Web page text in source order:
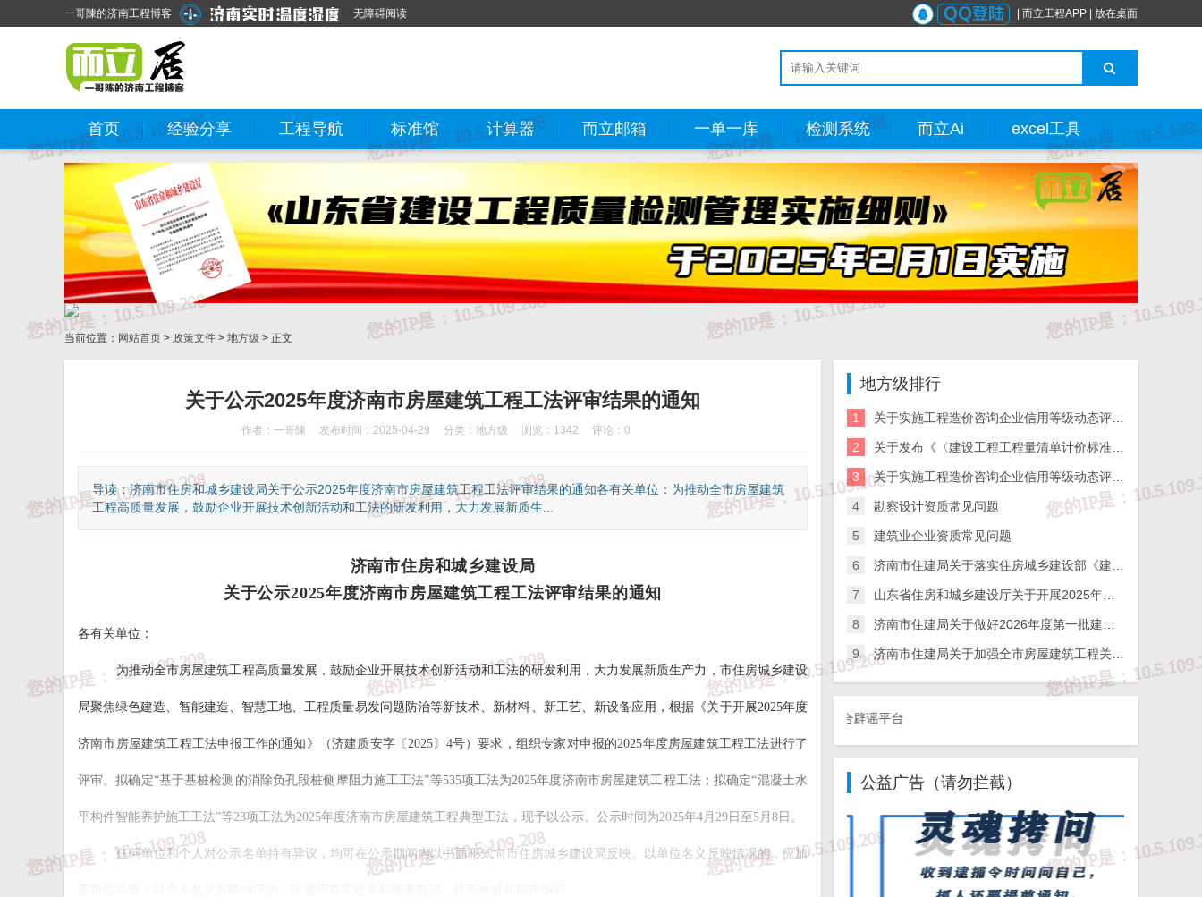
而立工程APP 放在桌面
一哥陳的济南工程博客 无障碍阅读
首页 经验分享 工程导航 标准馆 计算器 而立邮箱 一单一库 检测系统 而立Ai excel工具
当前位置： 网站首页 > 政策文件 > 地方级 > 正文
关于公示2025年度济南市房屋建筑工程工法评审结果的通知
作者：一哥陳 发布时间：2025-04-29 分类： 地方级 浏览：1342 评论：0
导读：济南市住房和城乡建设局关于公示2025年度济南市房屋建筑工程工法评审结果的通知各有关单位：为推动全市房屋建筑
工程高质量发展，鼓励企业开展技术创新活动和工法的研发利用，大力发展新质生...
济南市住房和城乡建设局
关于公示2025年度济南市房屋建筑工程工法评审结果的通知
各有关单位：
为推动全市房屋建筑工程高质量发展，鼓励企业开展技术创新活动和工法的研发利用，大力发展新质生产力，市住房城乡建设
局聚焦绿色建造、智能建造、智慧工地、工程质量易发问题防治等新技术、新材料、新工艺、新设备应用，根据《关于开展2025年度
济南市房屋建筑工程工法申报工作的通知》（济建质安字〔2025〕4号）要求，组织专家对申报的2025年度房屋建筑工程工法进行了
评审。拟确定“基于基桩检测的消除负孔段桩侧摩阻力施工工法”等535项工法为2025年度济南市房屋建筑工程工法； 拟确定“混凝土水
平构件智能养护施工工法”等23项工法为2025年度济南市房屋建筑工程典型工法，现予以公示。公示时间为2025年4月29日至5月8日。
任何单位和个人对公示名单持有异议，均可在公示期间内以书面形式向市住房城乡建设局反映。以单位名义反映情况的，应加
地方级排行
1 关于实施工程造价咨询企业信用等级动态评价的通知
2 关于发布《〈建设工程工程量清单计价标准〉实施指引》的通知
3 关于实施工程造价咨询企业信用等级动态评价的通知
4 勘察设计资质常见问题
5 建筑业企业资质常见问题
6 济南市住建局关于落实住房城乡建设部《建筑施工企业、工程项目安全生产管理机构设置及安全生产管理人员配备办法》的通知
7 山东省住房和城乡建设厅关于开展2025年度全省检测机构第二次能力验证工作的通知
8 济南市住建局关于做好2026年度第一批建筑施工企业安全生产管理人员考试报名工作的通知
9 济南市住建局关于加强全市房屋建筑工程关键岗位人员到岗履职数字化监管的通知
⑤、中国互联网联合辟谣平台
公益广告（请勿拦截）